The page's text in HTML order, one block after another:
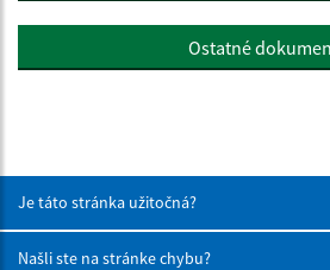
Ostatné
Je táto stránka užitočná?
Našli ste na stránke chybu?